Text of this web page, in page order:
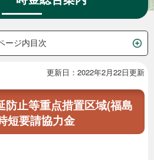
ージ内目次
更新日：2022年2月22日更新
防止等重点措置区域(福島
短要請協力金